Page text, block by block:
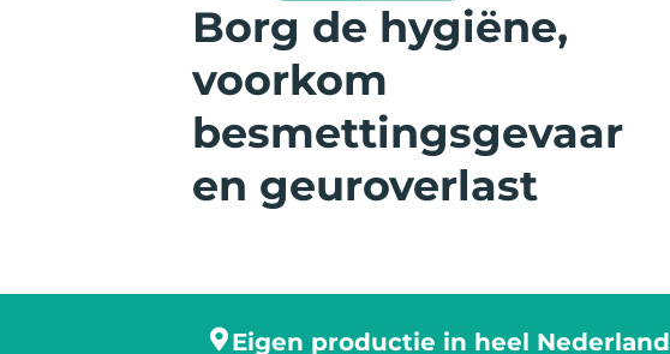
Borg de hygiëne,
voorkom
besmettingsgevaar
en geuroverlast
Eigen productie in heel Nederland